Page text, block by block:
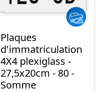
Plaques
d'immatriculation
4X4 plexiglass -
27,5x20cm - 80 -
Somme